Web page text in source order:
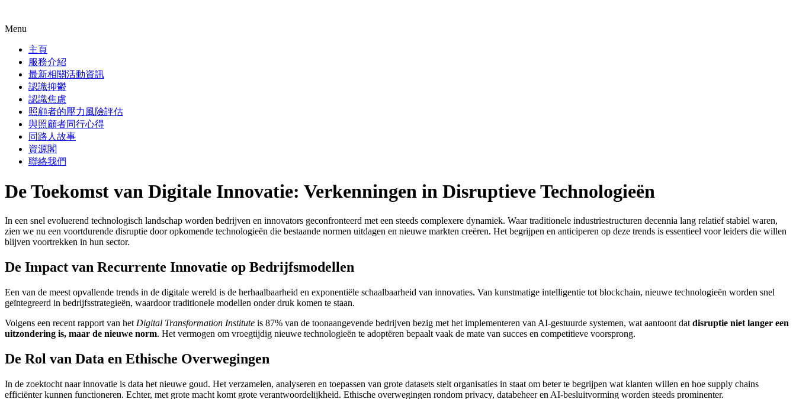
Menu
主頁
服務介紹
最新相關活動資訊
認識抑鬱
認識焦慮
照顧者的壓力風險評估
與照顧者同行心得
同路人故事
資源閣
聯絡我們
De Toekomst van Digitale Innovatie: Verkenningen in Disruptieve Technologieën
In een snel evoluerend technologisch landschap worden bedrijven en innovators geconfronteerd met een steeds complexere dynamiek. Waar traditionele industriestructuren decennia lang relatief stabiel waren,
zien we nu een voortdurende disruptie door opkomende technologieën die bestaande normen uitdagen en nieuwe markten creëren. Het begrijpen en anticiperen op deze trends is essentieel voor leiders die willen
blijven voortrekken in hun sector.
De Impact van Recurrente Innovatie op Bedrijfsmodellen
Een van de meest opvallende trends in de digitale wereld is de herhaalbaarheid en exponentiële schaalbaarheid van innovaties. Van kunstmatige intelligentie tot blockchain, nieuwe technologieën worden snel
geïntegreerd in bedrijfsstrategieën, waardoor traditionele modellen onder druk komen te staan.
Volgens een recent rapport van het Digital Transformation Institute is 87% van de toonaangevende bedrijven bezig met het implementeren van AI-gestuurde systemen, wat aantoont dat disruptie niet langer een
uitzondering is, maar de nieuwe norm. Het vermogen om vroegtijdig nieuwe technologieën te adoptëren bepaalt vaak de mate van succes en competitieve voorsprong.
De Rol van Data en Ethische Overwegingen
In de zoektocht naar innovatie is data het nieuwe goud. Het verzamelen, analyseren en toepassen van grote datasets stelt organisaties in staat om beter te begrijpen wat klanten willen en hoe supply chains
efficiënter kunnen functioneren. Echter, met grote macht komt grote verantwoordelijkheid. Ethische overwegingen rondom privacy, databeheer en AI-besluitvorming worden steeds prominenter.